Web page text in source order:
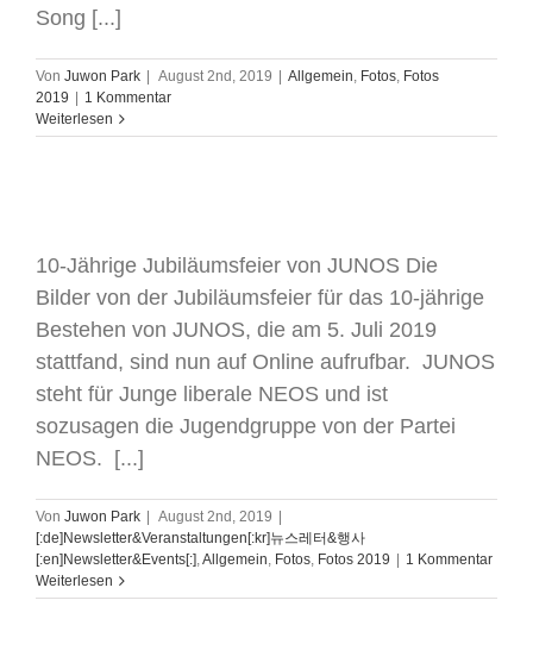
Song [...]
Von Juwon Park August 2nd, 2019 Allgemein, Fotos, Fotos
2019
1 Kommentar
Weiterlesen
10-Jährige Jubiläumsfeier von JUNOS Die
Bilder von der Jubiläumsfeier für das 10-jährige
Bestehen von JUNOS, die am 5. Juli 2019
stattfand, sind nun auf Online aufrufbar. JUNOS
steht für Junge liberale NEOS und ist
sozusagen die Jugendgruppe von der Partei
NEOS. [...]
Von Juwon Park August 2nd, 2019
[:de]Newsletter&Veranstaltungen[:kr]뉴스레터&행사
[:en]Newsletter&Events[:],Allgemein, Fotos, Fotos 2019
1 Kommentar
Weiterlesen